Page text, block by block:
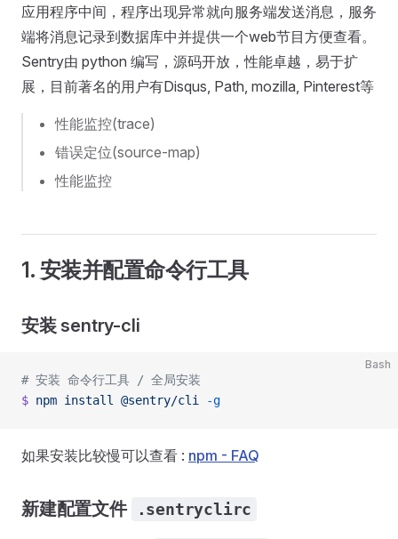
应用程序中间，程序出现异常就向服务端发送消息，服务
端将消息记录到数据库中并提供一个web节目方便查看。
Sentry由 python 编写，源码开放，性能卓越，易于扩
展，目前著名的用户有Disqus, Path, mozilla, Pinterest等
性能监控(trace)
错误定位(source-map)
性能监控
1. 安装并配置命令行工具
安装 sentry-cli
Bash
# 安装 命令行工具 / 全局安装
$ npm install @sentry/cli -g
如果安装比较慢可以查看 : npm - FAQ
新建配置文件 .sentryclirc